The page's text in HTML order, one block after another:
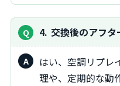
4 交換後のアフタ
はい、空調リプレイス後も保証期間内の無償修
理や、定期的な動